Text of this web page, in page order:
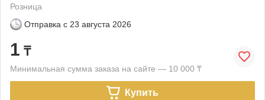
Розница
Отправка с 23 августа 2026
1 ₸
Минимальная сумма заказа на сайте — 10 000 ₸
Купить